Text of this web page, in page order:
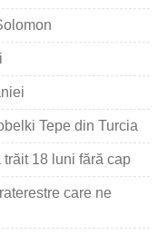
Tepe din Turcia
18 luni fără cap
care ne